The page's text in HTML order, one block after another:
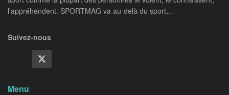
l’appréhendent. SPORTMAG va au-delà du sport…
Suivez-nous
Menu